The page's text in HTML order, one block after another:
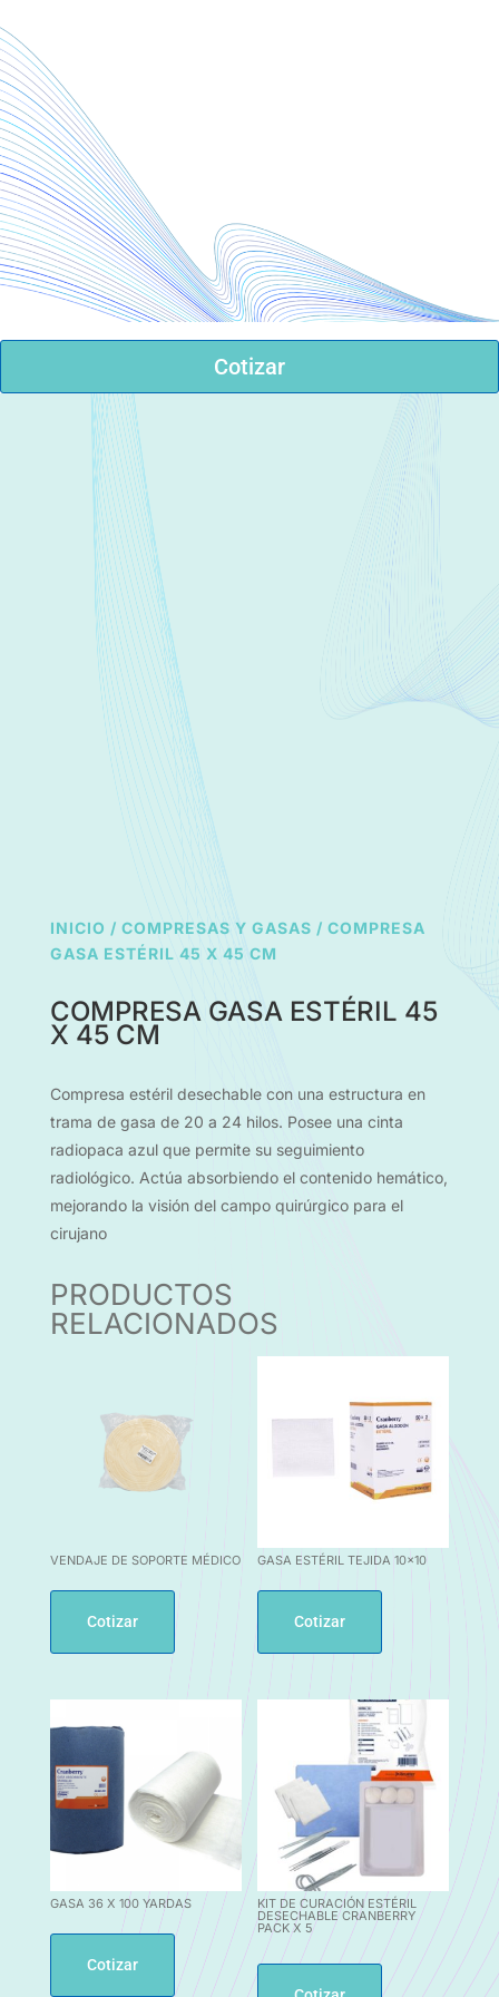
Cotizar
INICIO / COMPRESAS Y GASAS / COMPRESA
GASA ESTÉRIL 45 X 45 CM
COMPRESA GASA ESTÉRIL 45
X 45 CM
Compresa estéril desechable con una estructura en
trama de gasa de 20 a 24 hilos. Posee una cinta
radiopaca azul que permite su seguimiento
radiológico. Actúa absorbiendo el contenido hemático,
mejorando la visión del campo quirúrgico para el
cirujano
PRODUCTOS
RELACIONADOS
VENDAJE DE SOPORTE MÉDICO
Cotizar
GASA ESTÉRIL TEJIDA 10×10
Cotizar
GASA 36 X 100 YARDAS
Cotizar
KIT DE CURACIÓN ESTÉRIL
DESECHABLE CRANBERRY
PACK X 5